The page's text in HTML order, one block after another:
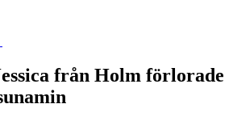
från Holm förlorade